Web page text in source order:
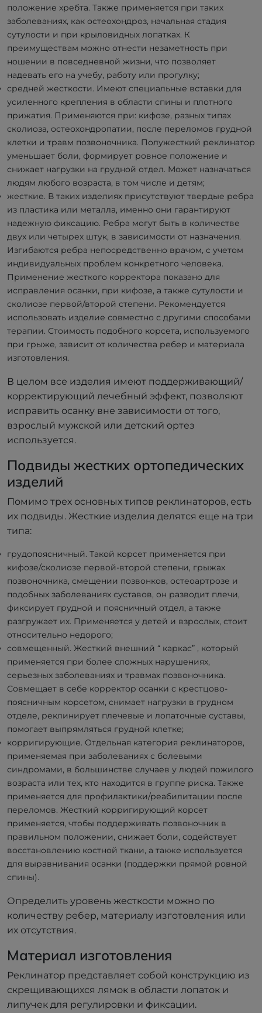
положение хребта. Также применяется при таких
заболеваниях, как остеохондроз, начальная стадия
сутулости и при крыловидных лопатках. К
преимуществам можно отнести незаметность при
ношении в повседневной жизни, что позволяет
надевать его на учебу, работу или прогулку;
средней жесткости. Имеют специальные вставки для
усиленного крепления в области спины и плотного
прижатия. Применяются при: кифозе, разных типах
сколиоза, остеохондропатии, после переломов грудной
клетки и травм позвоночника. Полужесткий реклинатор
уменьшает боли, формирует ровное положение и
снижает нагрузки на грудной отдел. Может назначаться
людям любого возраста, в том числе и детям;
жесткие. В таких изделиях присутствуют твердые ребра
из пластика или металла, именно они гарантируют
надежную фиксацию. Ребра могут быть в количестве
двух или четырех штук, в зависимости от назначения.
Изгибаются ребра непосредственно врачом, с учетом
индивидуальных проблем конкретного человека.
Применение жесткого корректора показано для
исправления осанки, при кифозе, а также сутулости и
сколиозе первой/второй степени. Рекомендуется
использовать изделие совместно с другими способами
терапии. Стоимость подобного корсета, используемого
при грыже, зависит от количества ребер и материала
изготовления.
В целом все изделия имеют поддерживающий/
корректирующий лечебный эффект, позволяют
исправить осанку вне зависимости от того,
взрослый мужской или детский ортез
используется.
Подвиды жестких ортопедических
изделий
Помимо трех основных типов реклинаторов, есть
их подвиды. Жесткие изделия делятся еще на три
типа:
грудопоясничный. Такой корсет применяется при
кифозе/сколиозе первой-второй степени, грыжах
позвоночника, смещении позвонков, остеоартрозе и
подобных заболеваниях суставов, он разводит плечи,
фиксирует грудной и поясничный отдел, а также
разгружает их. Применяется у детей и взрослых, стоит
относительно недорого;
совмещенный. Жесткий внешний “ каркас” , который
применяется при более сложных нарушениях,
серьезных заболеваниях и травмах позвоночника.
Совмещает в себе корректор осанки с крестцово-
поясничным корсетом, снимает нагрузки в грудном
отделе, реклинирует плечевые и лопаточные суставы,
помогает выпрямляться грудной клетке;
корригирующие. Отдельная категория реклинаторов,
применяемая при заболеваниях с болевыми
синдромами, в большинстве случаев у людей пожилого
возраста или тех, кто находится в группе риска. Также
применяется для профилактики/реабилитации после
переломов. Жесткий корригирующий корсет
применяется, чтобы поддерживать позвоночник в
правильном положении, снижает боли, содействует
восстановлению костной ткани, а также используется
для выравнивания осанки (поддержки прямой ровной
спины).
Определить уровень жесткости можно по
количеству ребер, материалу изготовления или
их отсутствия.
Материал изготовления
Реклинатор представляет собой конструкцию из
скрещивающихся лямок в области лопаток и
липучек для регулировки и фиксации.